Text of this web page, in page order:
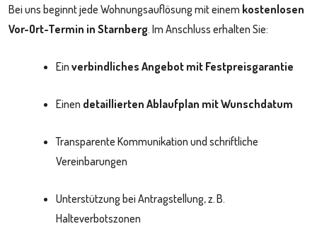
Bei uns beginnt jede Wohnungsauflösung mit einem kostenlosen
Vor-Ort-Termin in Starnberg. Im Anschluss erhalten Sie:
Ein verbindliches Angebot mit Festpreisgarantie
Einen detaillierten Ablaufplan mit Wunschdatum
Transparente Kommunikation und schriftliche
Vereinbarungen
Unterstützung bei Antragstellung, z. B.
Halteverbotszonen